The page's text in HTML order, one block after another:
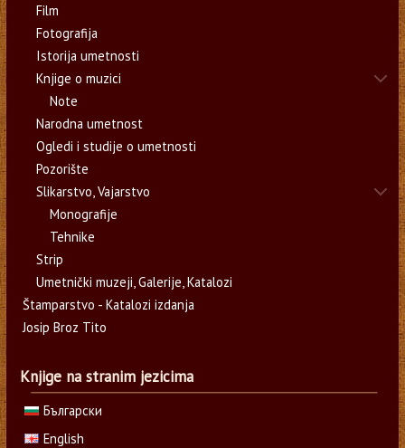
Film
Fotografija
Istorija umetnosti
Knjige o muzici
Note
Narodna umetnost
Ogledi i studije o umetnosti
Pozorište
Slikarstvo, Vajarstvo
Monografije
Tehnike
Strip
Umetnički muzeji, Galerije, Katalozi
Štamparstvo - Katalozi izdanja
Josip Broz Tito
Knjige na stranim jezicima
Български
English